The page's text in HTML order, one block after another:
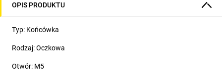
OPIS PRODUKTU
Typ: Końcówka
Rodzaj: Oczkowa
Otwór: M5